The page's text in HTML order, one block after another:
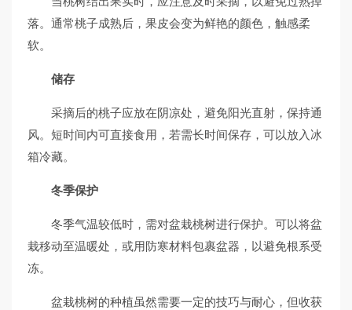
落。通常桃子成熟后，果皮会变为鲜艳的颜色，触感柔
软。
储存
采摘后的桃子应放在阴凉处，避免阳光直射，保持通
风。短时间内可直接食用，若需长时间保存，可以放入冰
箱冷藏。
冬季保护
冬季气温较低时，需对盆栽桃树进行保护。可以将盆
栽移动至温暖处，或用防寒材料包裹盆器，以避免根系受
冻。
盆栽桃树的种植虽然需要一定的技巧与耐心，但收获